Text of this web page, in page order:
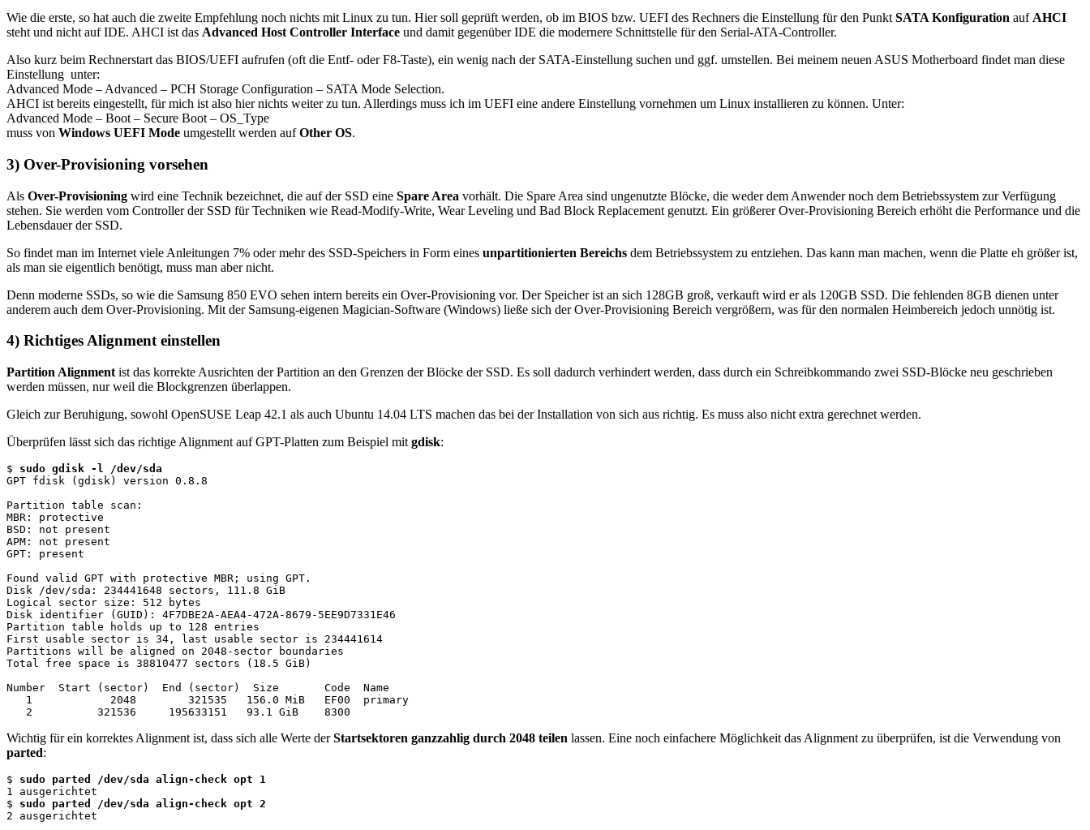
Wie die erste, so hat auch die zweite Empfehlung noch nichts mit Linux zu tun. Hier soll geprüft werden, ob im BIOS bzw. UEFI des Rechners die Einstellung für den Punkt SATA Konfiguration auf AHCI
steht und nicht auf IDE. AHCI ist das Advanced Host Controller Interface und damit gegenüber IDE die modernere Schnittstelle für den Serial-ATA-Controller.
Also kurz beim Rechnerstart das BIOS/UEFI aufrufen (oft die Entf- oder F8-Taste), ein wenig nach der SATA-Einstellung suchen und ggf. umstellen. Bei meinem neuen ASUS Motherboard findet man diese
Einstellung unter:
Advanced Mode – Advanced – PCH Storage Configuration – SATA Mode Selection.
AHCI ist bereits eingestellt, für mich ist also hier nichts weiter zu tun. Allerdings muss ich im UEFI eine andere Einstellung vornehmen um Linux installieren zu können. Unter:
Advanced Mode – Boot – Secure Boot – OS_Type
muss von Windows UEFI Mode umgestellt werden aufOther OS.
3) Over-Provisioning vorsehen
Als Over-Provisioning wird eine Technik bezeichnet, die auf der SSD eine Spare Area vorhält. Die Spare Area sind ungenutzte Blöcke, die weder dem Anwender noch dem Betriebssystem zur Verfügung
stehen. Sie werden vom Controller der SSD für Techniken wie Read-Modify-Write, Wear Leveling und Bad Block Replacement genutzt. Ein größerer Over-Provisioning Bereich erhöht die Performance und die
Lebensdauer der SSD.
So findet man im Internet viele Anleitungen 7% oder mehr des SSD-Speichers in Form eines unpartitionierten Bereichs dem Betriebssystem zu entziehen. Das kann man machen, wenn die Platte eh größer ist,
als man sie eigentlich benötigt, muss man aber nicht.
Denn moderne SSDs, so wie die Samsung 850 EVO sehen intern bereits ein Over-Provisioning vor. Der Speicher ist an sich 128GB groß, verkauft wird er als 120GB SSD. Die fehlenden 8GB dienen unter
anderem auch dem Over-Provisioning. Mit der Samsung-eigenen Magician-Software (Windows) ließe sich der Over-Provisioning Bereich vergrößern, was für den normalen Heimbereich jedoch unnötig ist.
4) Richtiges Alignment einstellen
Partition Alignment ist das korrekte Ausrichten der Partition an den Grenzen der Blöcke der SSD. Es soll dadurch verhindert werden, dass durch ein Schreibkommando zwei SSD-Blöcke neu geschrieben
werden müssen, nur weil die Blockgrenzen überlappen.
Gleich zur Beruhigung, sowohl OpenSUSE Leap 42.1 als auch Ubuntu 14.04 LTS machen das bei der Installation von sich aus richtig. Es muss also nicht extra gerechnet werden.
Überprüfen lässt sich das richtige Alignment auf GPT-Platten zum Beispiel mit gdisk:
$ sudo gdisk -l /dev/sda
GPT fdisk (gdisk) version 0.8.8
Partition table scan:
MBR: protective
BSD: not present
APM: not present
GPT: present
Found valid GPT with protective MBR; using GPT.
Disk /dev/sda: 234441648 sectors, 111.8 GiB
Logical sector size: 512 bytes
Disk identifier (GUID): 4F7DBE2A-AEA4-472A-8679-5EE9D7331E46
Partition table holds up to 128 entries
First usable sector is 34, last usable sector is 234441614
Partitions will be aligned on 2048-sector boundaries
Total free space is 38810477 sectors (18.5 GiB)
Number  Start (sector)  End (sector)  Size       Code  Name
   1            2048        321535   156.0 MiB   EF00  primary
   2          321536     195633151   93.1 GiB    8300
Wichtig für ein korrektes Alignment ist, dass sich alle Werte derStartsektoren ganzzahlig durch 2048 teilen lassen. Eine noch einfachere Möglichkeit das Alignment zu überprüfen, ist die Verwendung von
parted:
$ sudo parted /dev/sda align-check opt 1
1 ausgerichtet
$ sudo parted /dev/sda align-check opt 2
2 ausgerichtet